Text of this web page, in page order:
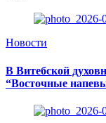
Новости
В Витебской
“Восточные